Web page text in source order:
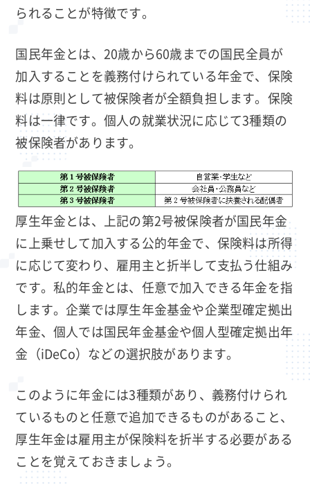
られることが特徴です。
国民年金とは、20歳から60歳までの国民全員が
加入することを義務付けられている年金で、保険
料は原則として被保険者が全額負担します。保険
料は一律です。個人の就業状況に応じて3種類の
被保険者があります。
厚生年金とは、上記の第2号被保険者が国民年金
に上乗せして加入する公的年金で、保険料は所得
に応じて変わり、雇用主と折半して支払う仕組み
です。私的年金とは、任意で加入できる年金を指
します。企業では厚生年金基金や企業型確定拠出
年金、個人では国民年金基金や個人型確定拠出年
金（iDeCo）などの選択肢があります。
このように年金には3種類があり、義務付けられ
ているものと任意で追加できるものがあること、
厚生年金は雇用主が保険料を折半する必要がある
ことを覚えておきましょう。